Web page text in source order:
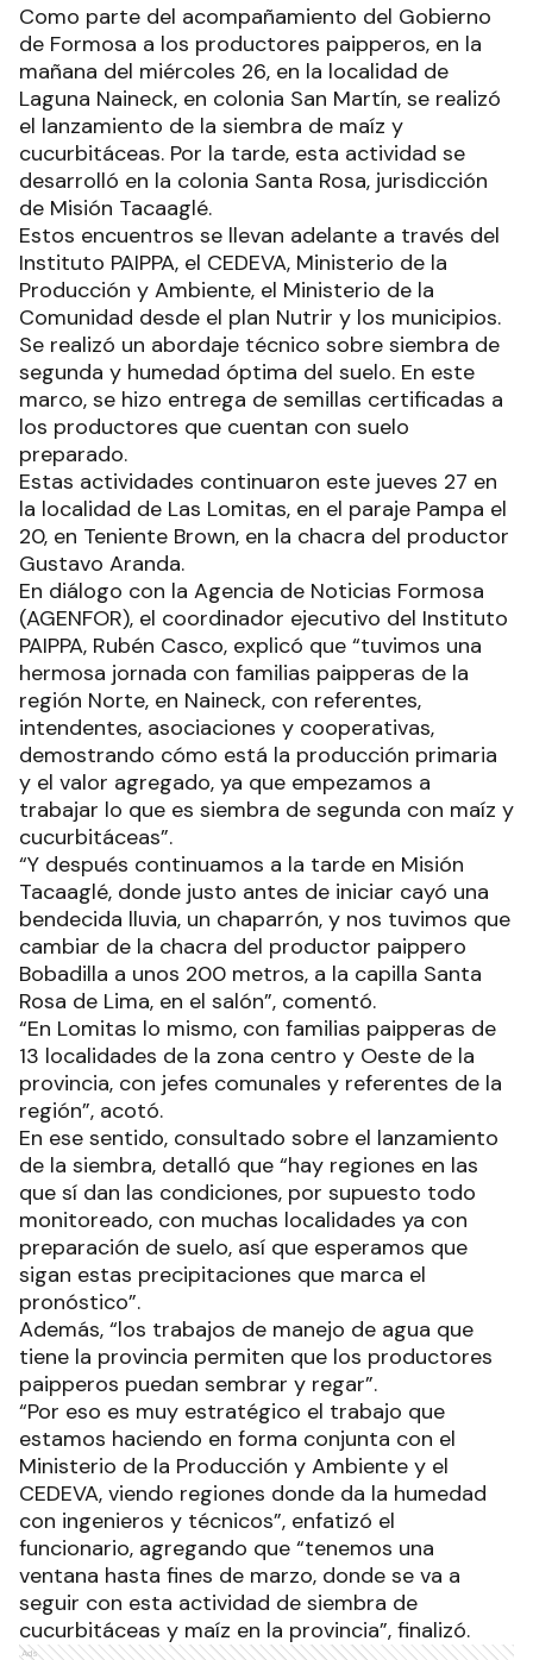
Como parte del acompañamiento del Gobierno
de Formosa a los productores paipperos, en la
mañana del miércoles 26, en la localidad de
Laguna Naineck, en colonia San Martín, se realizó
el lanzamiento de la siembra de maíz y
cucurbitáceas. Por la tarde, esta actividad se
desarrolló en la colonia Santa Rosa, jurisdicción
de Misión Tacaaglé.
Estos encuentros se llevan adelante a través del
Instituto PAIPPA, el CEDEVA, Ministerio de la
Producción y Ambiente, el Ministerio de la
Comunidad desde el plan Nutrir y los municipios.
Se realizó un abordaje técnico sobre siembra de
segunda y humedad óptima del suelo. En este
marco, se hizo entrega de semillas certificadas a
los productores que cuentan con suelo
preparado.
Estas actividades continuaron este jueves 27 en
la localidad de Las Lomitas, en el paraje Pampa el
20, en Teniente Brown, en la chacra del productor
Gustavo Aranda.
En diálogo con la Agencia de Noticias Formosa
(AGENFOR), el coordinador ejecutivo del Instituto
PAIPPA, Rubén Casco, explicó que “tuvimos una
hermosa jornada con familias paipperas de la
región Norte, en Naineck, con referentes,
intendentes, asociaciones y cooperativas,
demostrando cómo está la producción primaria
y el valor agregado, ya que empezamos a
trabajar lo que es siembra de segunda con maíz y
cucurbitáceas”.
“Y después continuamos a la tarde en Misión
Tacaaglé, donde justo antes de iniciar cayó una
bendecida lluvia, un chaparrón, y nos tuvimos que
cambiar de la chacra del productor paippero
Bobadilla a unos 200 metros, a la capilla Santa
Rosa de Lima, en el salón”, comentó.
“En Lomitas lo mismo, con familias paipperas de
13 localidades de la zona centro y Oeste de la
provincia, con jefes comunales y referentes de la
región”, acotó.
En ese sentido, consultado sobre el lanzamiento
de la siembra, detalló que “hay regiones en las
que sí dan las condiciones, por supuesto todo
monitoreado, con muchas localidades ya con
preparación de suelo, así que esperamos que
sigan estas precipitaciones que marca el
pronóstico”.
Además, “los trabajos de manejo de agua que
tiene la provincia permiten que los productores
paipperos puedan sembrar y regar”.
“Por eso es muy estratégico el trabajo que
estamos haciendo en forma conjunta con el
Ministerio de la Producción y Ambiente y el
CEDEVA, viendo regiones donde da la humedad
con ingenieros y técnicos”, enfatizó el
funcionario, agregando que “tenemos una
ventana hasta fines de marzo, donde se va a
seguir con esta actividad de siembra de
cucurbitáceas y maíz en la provincia”, finalizó.
Ads